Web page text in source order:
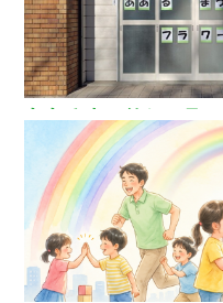
ああるまつりかフラ
ス】